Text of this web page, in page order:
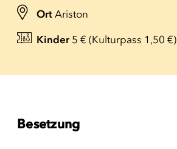
Ort Ariston
Kinder 5 € (Kulturpass 1,50 €)
Besetzung